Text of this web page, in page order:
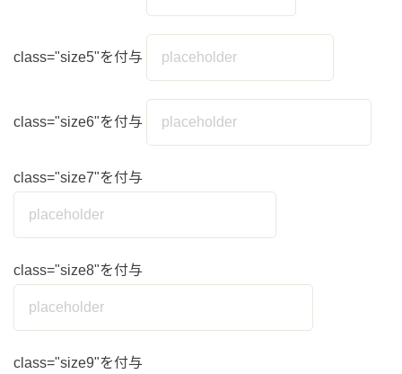
class="size5"を付与
class="size6"を付与
class="size7"を付与
class="size8"を付与
class="size9"を付与